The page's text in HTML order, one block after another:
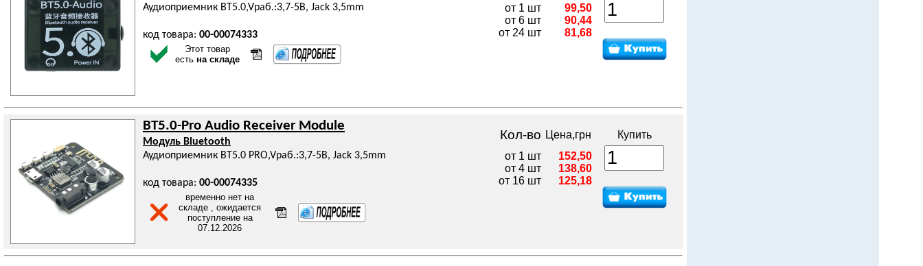
Аудиоприемник BT5.0,Vраб.:3,7-5В, Jack 3,5mm
код товара: 00-00074333
Этот товар
есть на складе
от 1 шт
от 6 шт
от 24 шт
99,50
90,44
81,68
BT5.0-Pro Audio Receiver Module
Модуль Bluetooth
Аудиоприемник BT5.0 PRO,Vраб.:3,7-5В, Jack 3,5mm
код товара: 00-00074335
временно нет на
складе , ожидается
поступление на
07.12.2026
Кол-во Цена,грн
Купить
от 1 шт
от 4 шт
от 16 шт
152,50
138,60
125,18